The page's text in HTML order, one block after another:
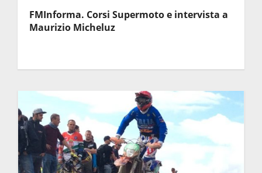
FMInforma. Corsi Supermoto e intervista a
Maurizio Micheluz